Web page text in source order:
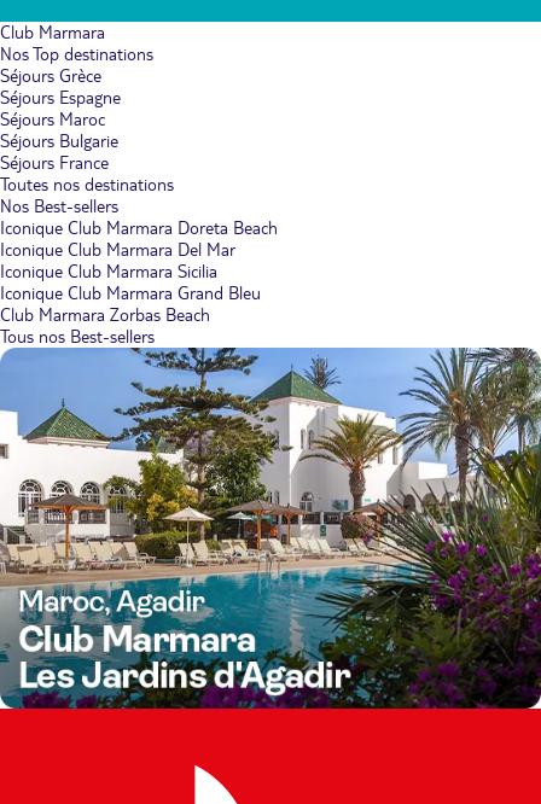
Club Marmara
Nos Top destinations
Séjours Grèce
Séjours Espagne
Séjours Maroc
Séjours Bulgarie
Séjours France
Toutes nos destinations
Nos Best-sellers
Iconique Club Marmara Doreta Beach
Iconique Club Marmara Del Mar
Iconique Club Marmara Sicilia
Iconique Club Marmara Grand Bleu
Club Marmara Zorbas Beach
Tous nos Best-sellers